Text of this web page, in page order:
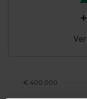
€ 400.000